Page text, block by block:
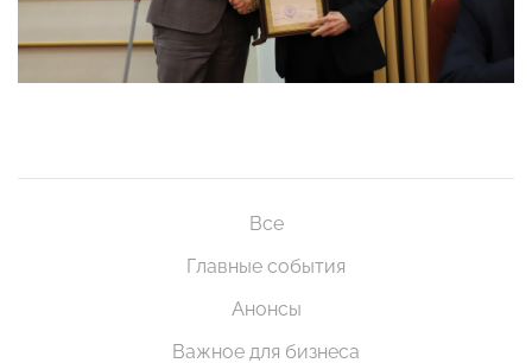
Все
Главные события
Анонсы
Важное для бизнеса